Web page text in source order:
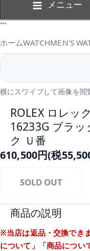
メニュー
```
ホームWATCHMEN'S
横にスワイプして画像を閲
ROLEX ロレッ
16233G ブラッ
ク Ｕ番
610,500円(税
SOLD OUT
商品の説明
※当店は返品・交換でき
について」
「商品につい